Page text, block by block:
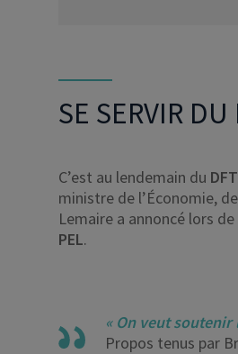
SE SERVIR
C’est au lendemain du
ministre de l’Économie,
Lemaire a annoncé lors
PEL.
« On veut
Propos tenus par